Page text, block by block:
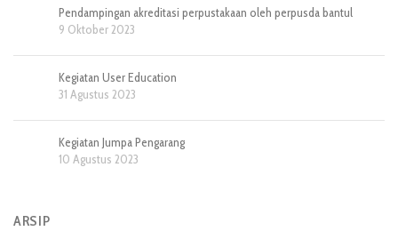
Pendampingan akreditasi perpustakaan oleh perpusda bantul
9 Oktober 2023
Kegiatan User Education
31 Agustus 2023
Kegiatan Jumpa Pengarang
10 Agustus 2023
ARSIP